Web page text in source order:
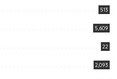
513
5,609
22
2,093